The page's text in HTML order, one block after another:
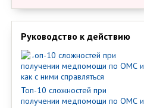
Руководство к действию
Топ-10 сложностей при
получении медпомощи по ОМС и